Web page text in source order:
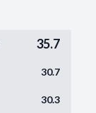
35.7
30.7
30.3